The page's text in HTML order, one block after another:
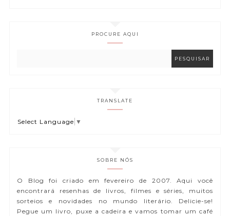
PROCURE AQUI
TRANSLATE
Select Language ▼
SOBRE NÓS
O Blog foi criado em fevereiro de 2007. Aqui você
encontrará resenhas de livros, filmes e séries, muitos
sorteios e novidades no mundo literário. Delicie-se!
Pegue um livro, puxe a cadeira e vamos tomar um café